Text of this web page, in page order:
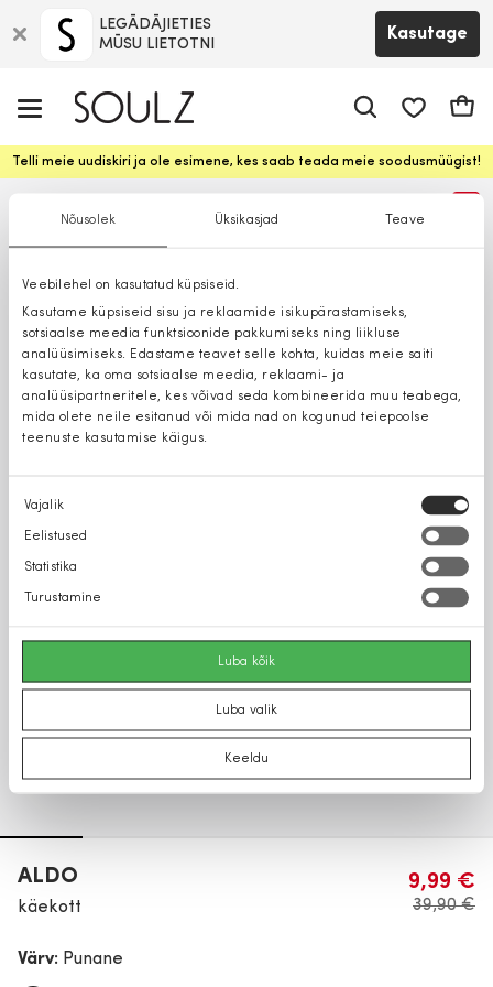
Nõusolek Üksikasjad Teave
Veebilehel on kasutatud küpsiseid.
Kasutame küpsiseid sisu ja reklaamide isikupärastamiseks,
sotsiaalse meedia funktsioonide pakkumiseks ning liikluse
analüüsimiseks. Edastame teavet selle kohta, kuidas meie saiti
kasutate, ka oma sotsiaalse meedia, reklaami- ja
analüüsipartneritele, kes võivad seda kombineerida muu teabega,
mida olete neile esitanud või mida nad on kogunud teiepoolse
teenuste kasutamise käigus.
Nõusoleku
valik
Vajalik
Eelistused
Statistika
Turustamine
Luba kõik
Luba valik
Keeldu
LEGĀDĀJIETIES
MŪSU LIETOTNI
Kasutage
Telli meie uudiskiri ja ole esimene, kes saab teada meie soodusmüügist!
ALDO
käekott
9,99 €
39,90 €
Värv: Punane